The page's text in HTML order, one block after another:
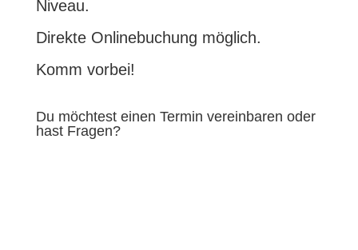
Niveau.
Direkte Onlinebuchung möglich.
Komm vorbei!
Du möchtest einen Termin vereinbaren oder
hast Fragen?